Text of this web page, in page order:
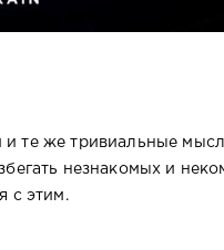
и те же тривиальные
незнакомых и
с этим.